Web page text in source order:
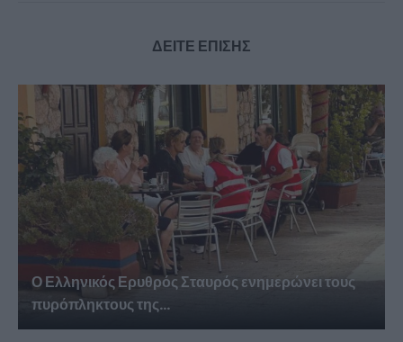
ΔΕΙΤΕ ΕΠΙΣΗΣ
Ο Ελληνικός Ερυθρός Σταυρός ενημερώνει τους
πυρόπληκτους της...